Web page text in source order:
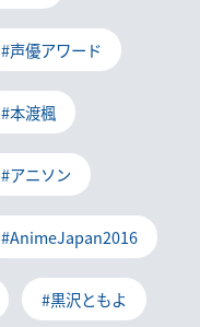
#声優アワード
#本渡楓
#アニソン
#AnimeJapan2016
#黒沢ともよ